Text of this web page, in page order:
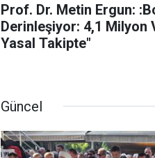
Prof. Dr. Metin Ergun:
Derinleşiyor: 4,1 Milyon
Yasal Takipte"
Güncel